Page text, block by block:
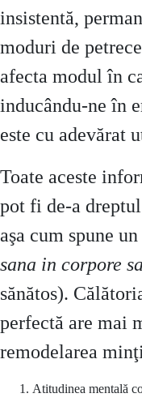
insistentă,
moduri de
afecta modul în
inducându-ne în
este cu adevărat
Toate aceste
pot fi de-a
aşa cum spune
sana in corpore
sănătos).
perfectă are mai
remodelarea
Atitudinea mentală